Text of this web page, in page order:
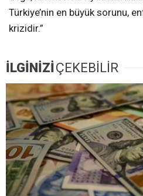
Türkiye’nin en büyük sorunu,
krizidir.”
İLGİNİZİÇEKEBİLİR